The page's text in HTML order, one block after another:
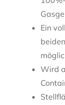
Ein
Wird